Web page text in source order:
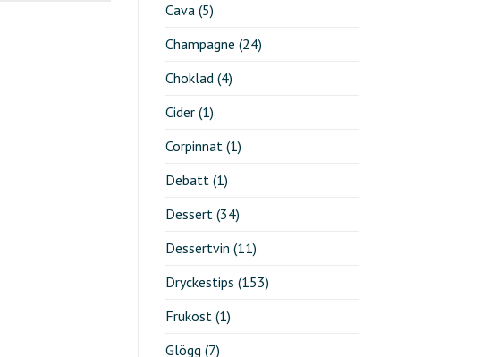
Cava(5)
Champagne (24)
Choklad(4)
Cider(1)
Corpinnat(1)
Debatt(1)
Dessert(34)
Dessertvin (11)
Dryckestips (153)
Frukost(1)
Glögg (7)